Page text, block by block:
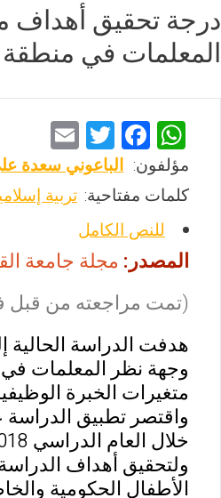
درجة تحقيق أهداف
المعلمات في منطقة
W
h
at
s
A
p
p
F
a
ce
b
o
o
k
T
wi
tt
m
ai
مؤلفون: الباعوني سعدة
كلمات مفتاحية: تربية
للنص الكامل
المصدر: مجلة جامعة القدس
(تمت مراجعته من قبل
هدفت الدراسة الحالية
وجهة نظر المعلمات في
متغيرات الخبرة
واقتصر تطبيق الدراسة
خلال العام الدراسي 2018 م.
ولتحقيق أهداف